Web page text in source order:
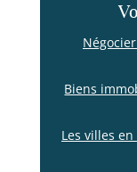
Biens
Les villes